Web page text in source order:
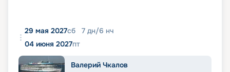
29 мая 2027сб 7 дн/6 нч
04 июня 2027пт
Валерий Чкалов